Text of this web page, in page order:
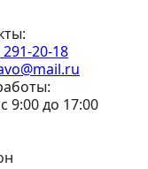
20-18
9:00 до 17:00